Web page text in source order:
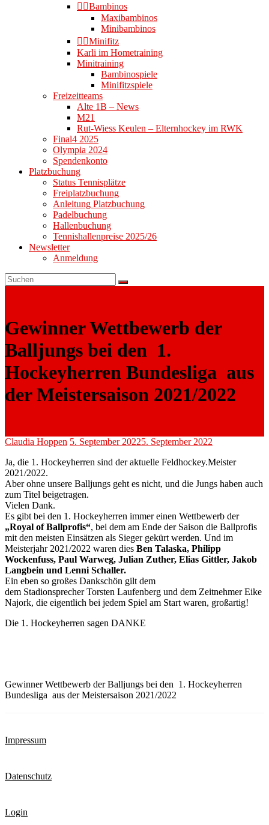
👉🏻Bambinos
Maxibambinos
Minibambinos
👉🏻Minifitz
Karli im Hometraining
Minitraining
Bambinospiele
Minifitzspiele
Freizeitteams
Alte 1B – News
M21
Rut-Wiess Keulen – Elternhockey im RWK
Final4 2025
Olympia 2024
Spendenkonto
Platzbuchung
Status Tennisplätze
Freiplatzbuchung
Anleitung Platzbuchung
Padelbuchung
Hallenbuchung
Tennishallenpreise 2025/26
Newsletter
Anmeldung
Gewinner Wettbewerb der
Balljungs bei den 1.
Hockeyherren Bundesliga aus
der Meistersaison 2021/2022
Claudia Hoppen 5. September 20225. September 2022
Ja, die 1. Hockeyherren sind der aktuelle Feldhockey.Meister
2021/2022.
Aber ohne unsere Balljungs geht es nicht, und die Jungs haben auch
zum Titel beigetragen.
Vielen Dank.
Es gibt bei den 1. Hockeyherren immer einen Wettbewerb der
„Royal of Ballprofis“, bei dem am Ende der Saison die Ballprofis
mit den meisten Einsätzen als Sieger gekürt werden. Und im
Meisterjahr 2021/2022 waren dies Ben Talaska, Philipp
Wockenfuss, Paul Warweg, Julian Zuther, Elias Gittler, Jakob
Langbein und Lenni Schaller.
Ein eben so großes Dankschön gilt dem
dem Stadionsprecher Torsten Laufenberg und dem Zeitnehmer Eike
Najork, die eigentlich bei jedem Spiel am Start waren, großartig!
Die 1. Hockeyherren sagen DANKE
Gewinner Wettbewerb der Balljungs bei den 1. Hockeyherren
Bundesliga aus der Meistersaison 2021/2022
Impressum
Datenschutz
Login